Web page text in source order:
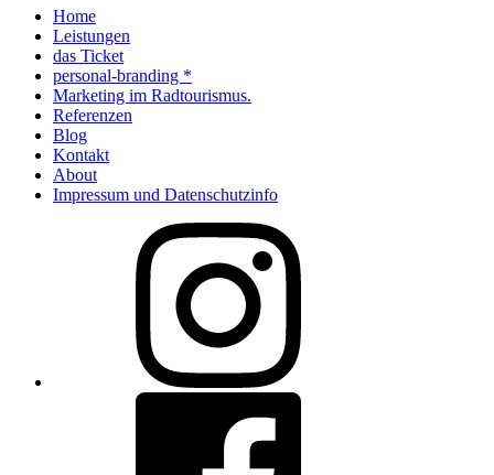
Home
Leistungen
das Ticket
personal-branding *
Marketing im Radtourismus.
Referenzen
Blog
Kontakt
About
Impressum und Datenschutzinfo